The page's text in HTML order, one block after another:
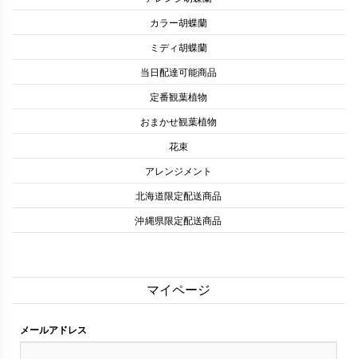
カラー胡蝶蘭
ミディ胡蝶蘭
当日配達可能商品
定番観葉植物
おまかせ観葉植物
花束
アレンジメント
北海道限定配送商品
沖縄県限定配送商品
マイページ
メールアドレス